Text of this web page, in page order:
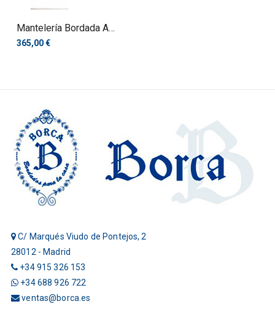
Mantelería Bordada A
Mano
365,00 €
C/ Marqués Viudo de Pontejos, 2
28012 - Madrid
+34 915 326 153
+34 688 926 722
ventas@borca.es